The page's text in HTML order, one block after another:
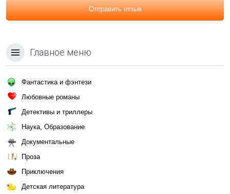
Отправить отзыв
Главное меню
Фантастика и фэнтези
Любовные романы
Детективы и триллеры
Наука, Образование
Документальные
Проза
Приключения
Детская литература